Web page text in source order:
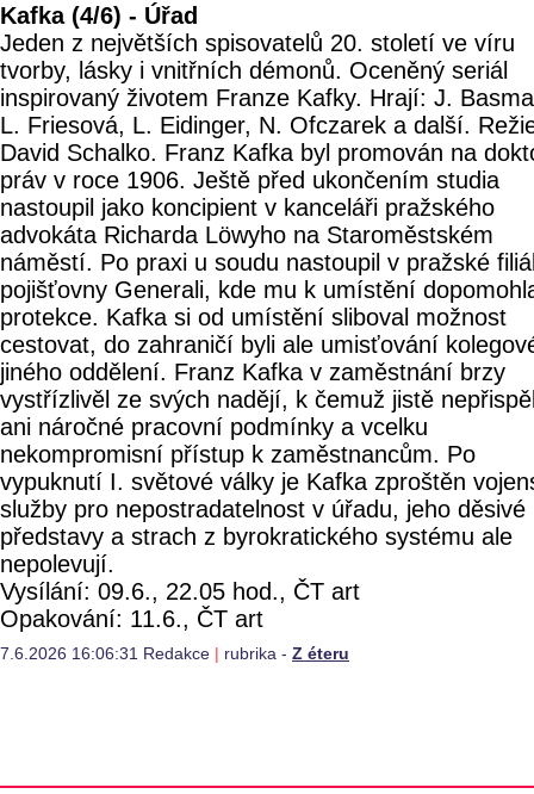
Kafka (4/6) - Úřad
Jeden z největších spisovatelů 20. století ve víru
tvorby, lásky i vnitřních démonů. Oceněný seriál
inspirovaný životem Franze Kafky. Hrají: J.
L. Friesová, L. Eidinger, N. Ofczarek a další.
David Schalko. Franz Kafka byl promován na
práv v roce 1906. Ještě před ukončením studia
nastoupil jako koncipient v kanceláři pražského
advokáta Richarda Löwyho na Staroměstském
náměstí. Po praxi u soudu nastoupil v pražské
pojišťovny Generali, kde mu k umístění
protekce. Kafka si od umístění sliboval možnost
cestovat, do zahraničí byli ale umisťování
jiného oddělení. Franz Kafka v zaměstnání brzy
vystřízlivěl ze svých nadějí, k čemuž jistě
ani náročné pracovní podmínky a vcelku
nekompromisní přístup k zaměstnancům. Po
vypuknutí I. světové války je Kafka zproštěn
služby pro nepostradatelnost v úřadu, jeho děsivé
představy a strach z byrokratického systému ale
nepolevují.
Vysílání: 09.6., 22.05 hod., ČT art
Opakování: 11.6., ČT art
7.6.2026 16:06:31 Redakce | rubrika - Z éteru